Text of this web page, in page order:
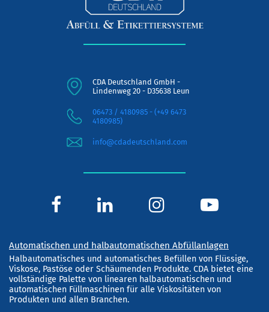
CDA Deutschland GmbH -
Lindenweg 20 - D35638 Leun
06473 / 4180985 - (+49 6473
4180985)
info@cdadeutschland.com
Automatischen und halbautomatischen Abfüllanlagen
Halbautomatisches und automatisches Befüllen von Flüssige,
Viskose, Pastöse oder Schäumenden Produkte. CDA bietet eine
vollständige Palette von linearen halbautomatischen und
automatischen Füllmaschinen für alle Viskositäten von
Produkten und allen Branchen.